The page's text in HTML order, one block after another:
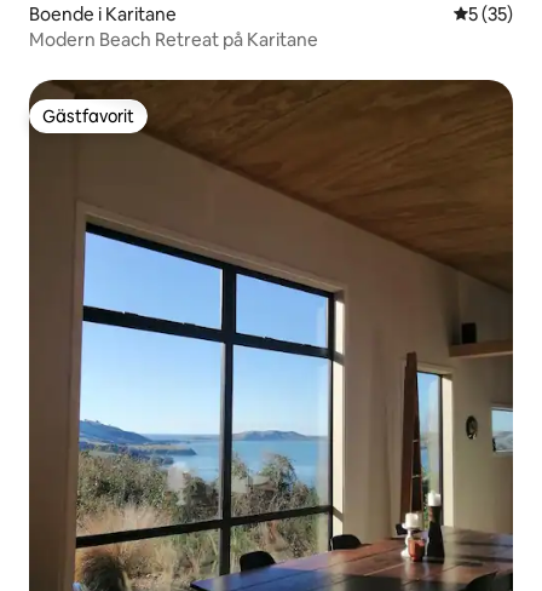
Boende i Karitane 5 av 5 i
5 (35)
Modern Beach Retreat på Karitane
Gästfavorit
Gästfavorit